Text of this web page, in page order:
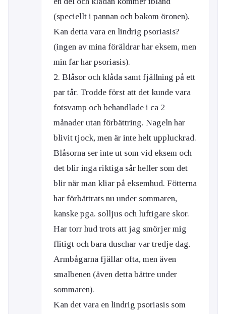
(speciellt i pannan och bakom öronen).
Kan detta vara en lindrig psoriasis?
(ingen av mina föräldrar har eksem, men
min far har psoriasis).
2. Blåsor och klåda samt fjällning på ett
par tår. Trodde först att det kunde vara
fotsvamp och behandlade i ca 2
månader utan förbättring. Nageln har
blivit tjock, men är inte helt uppluckrad.
Blåsorna ser inte ut som vid eksem och
det blir inga riktiga sår heller som det
blir när man kliar på eksemhud. Fötterna
har förbättrats nu under sommaren,
kanske pga. solljus och luftigare skor.
Har torr hud trots att jag smörjer mig
flitigt och bara duschar var tredje dag.
Armbågarna fjällar ofta, men även
smalbenen (även detta bättre under
sommaren).
Kan det vara en lindrig psoriasis som